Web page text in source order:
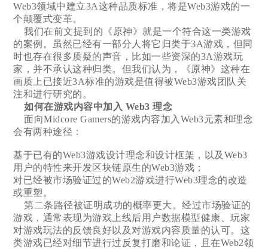
Web3领域中建立3A这种品质标准，将是Web3游戏的一
个颠覆式变革。
我们在前文提到的《原神》就是一个符合这一类游戏
的案例。虽然已经有一部分人将它归类于3A游戏，但同
时也存在很多质疑的声音，比如一些资深的3A游戏玩
家，并不承认这种归类。但我们认为，《原神》这种在
画质上已接近3A标准的游戏是值得被Web3游戏团队关
注和进行研究的。
如何在游戏内容中加入 Web3 理念
面向Midcore Gamers的游戏内容加入Web3元素和理念
会有两种途径：
基于已有的Web3游戏设计理念和设计框架，以及Web3
用户的特性来开发区块链原生的Web3游戏；
对已经被市场验证过的Web2游戏进行Web3理念的改造
或重塑。
第二条路径被证明成功的概率更大。经过市场验证的
游戏，通常表现为游戏上线后用户数据模型健康、玩家
对游戏玩法的反馈良好以及对游戏内容质量的认可。这
类游戏已经对细节进行过反复打磨和论证，且在Web2领